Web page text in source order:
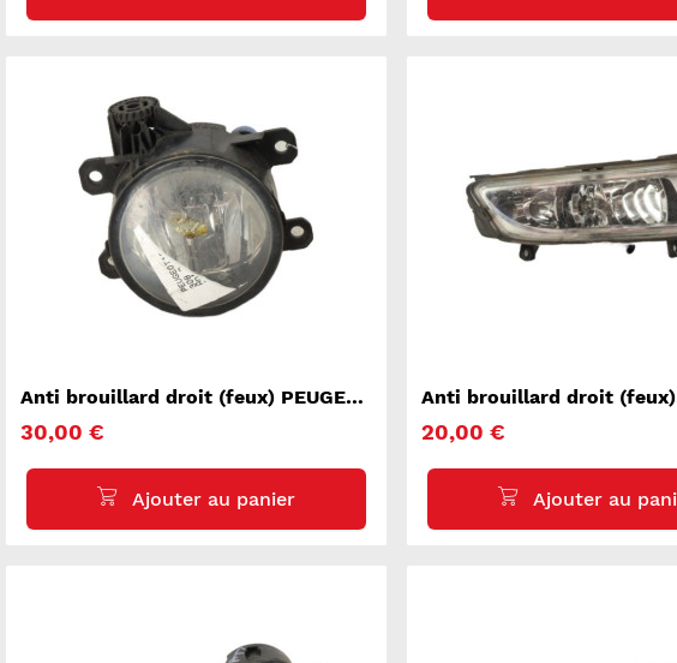
Anti brouillard droit (feux) PEUGEOT
30,00 €
Anti brouillard droit (feux)
20,00 €